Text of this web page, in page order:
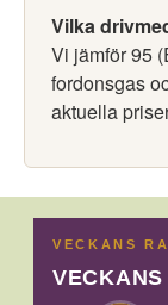
Vilka
Vi jämför 95
fordonsgas
aktuella
VECKANS